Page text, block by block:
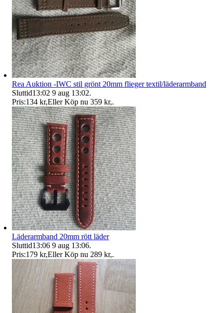
Rea Auktion -IWC stil grönt 20mm flieger textil/läderarmband
Sluttid13:02 9 aug 13:02.
Pris:134 kr,Eller Köp nu 359 kr,.
Läderarmband 20mm rött läder
Sluttid13:06 9 aug 13:06.
Pris:179 kr,Eller Köp nu 289 kr,.